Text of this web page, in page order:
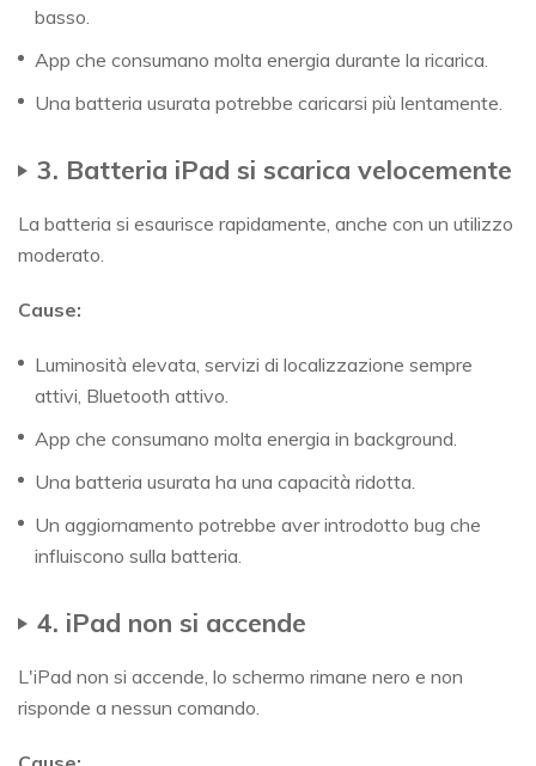
basso.
App che consumano molta energia durante la ricarica.
Una batteria usurata potrebbe caricarsi più lentamente.
3. Batteria iPad si scarica velocemente
La batteria si esaurisce rapidamente, anche con un utilizzo
moderato.
Cause:
Luminosità elevata, servizi di localizzazione sempre
attivi, Bluetooth attivo.
App che consumano molta energia in background.
Una batteria usurata ha una capacità ridotta.
Un aggiornamento potrebbe aver introdotto bug che
influiscono sulla batteria.
4. iPad non si accende
L'iPad non si accende, lo schermo rimane nero e non
risponde a nessun comando.